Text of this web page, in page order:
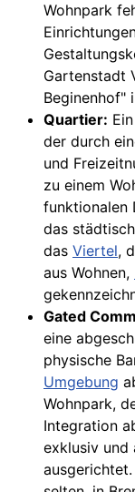
Wohnpark
Gartenstadt
Beginenhof"
Quartier:
der durch
und
zu einem
funktionalen
das
das Viertel,
aus Wohnen,
Gated
eine
physische
Umgebung
Wohnpark,
Integration
exklusiv und